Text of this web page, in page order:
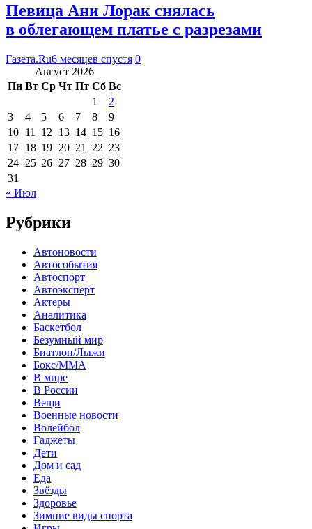
Певица Ани Лорак снялась
в облегающем платье с разрезами
Газета.Ru6 месяцев спустя 0
Август 2026
Пн Вт Ср Чт Пт Сб Вс
1
2
3
4 5 6 7 8
9
10 11 12 13 14 15 16
17 18 19 20 21 22 23
24 25 26 27 28 29 30
31
« Июл
Рубрики
Автоновости
Автособытия
Автоспорт
Автоэксперт
Актеры
Аналитика
Баскетбол
Безумный мир
Биатлон/Лыжи
Бокс/MMA
В мире
В России
Вещи
Военные новости
Волейбол
Гаджеты
Дети
Дом и сад
Еда
Звёзды
Здоровье
Зимние виды спорта